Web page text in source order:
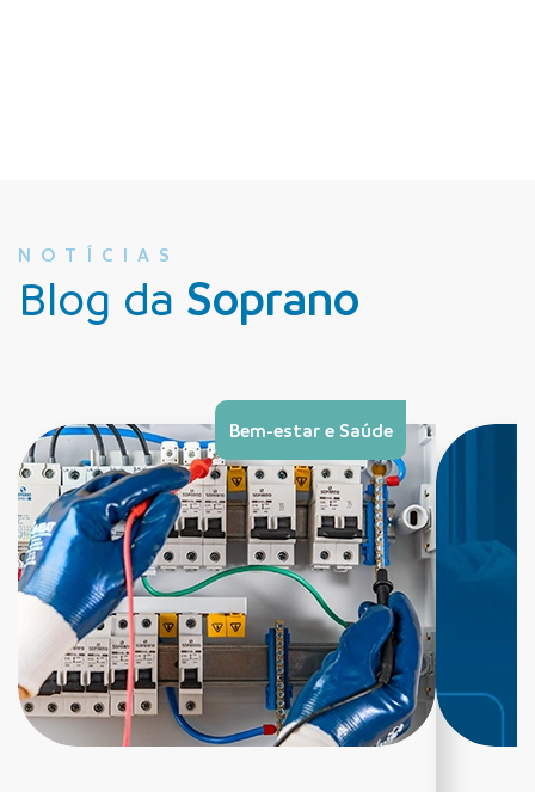
NOTÍCIAS
Blog da Soprano
Bem-estar e Saúde